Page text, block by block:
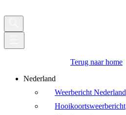
Terug naar home
Nederland
Weerbericht Nederland
Hooikoortsweerbericht